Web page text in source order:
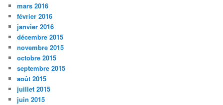
mars 2016
février 2016
janvier 2016
décembre 2015
novembre 2015
octobre 2015
septembre 2015
août 2015
juillet 2015
juin 2015